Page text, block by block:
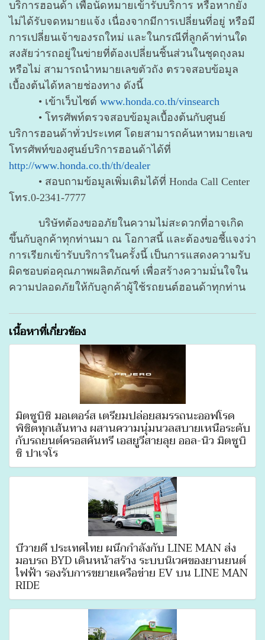
บริการฮอนด้า เพื่อนัดหมายเข้ารับบริการ หรือหากยัง
ไม่ได้รับจดหมายแจ้ง เนื่องจากมีการเปลี่ยนที่อยู่ หรือมี
การเปลี่ยนเจ้าของรถใหม่ และในกรณีที่ลูกค้าท่านใด
สงสัยว่ารถอยู่ในข่ายที่ต้องเปลี่ยนชิ้นส่วนในชุดถุงลม
หรือไม่ สามารถนำหมายเลขตัวถัง ตรวจสอบข้อมูล
เบื้องต้นได้หลายช่องทาง ดังนี้
• เข้าเว็บไซต์ www.honda.co.th/vinsearch
• โทรศัพท์ตรวจสอบข้อมูลเบื้องต้นกับศูนย์
บริการฮอนด้าทั่วประเทศ โดยสามารถค้นหาหมายเลข
โทรศัพท์ของศูนย์บริการฮอนด้าได้ที่
http://www.honda.co.th/th/dealer
• สอบถามข้อมูลเพิ่มเติมได้ที่ Honda Call Center
โทร.0-2341-7777
บริษัทต้องขออภัยในความไม่สะดวกที่อาจเกิด
ขึ้นกับลูกค้าทุกท่านมา ณ โอกาสนี้ และต้องขอชี้แจงว่า
การเรียกเข้ารับบริการในครั้งนี้ เป็นการแสดงความรับ
ผิดชอบต่อคุณภาพผลิตภัณฑ์ เพื่อสร้างความมั่นใจใน
ความปลอดภัยให้กับลูกค้าผู้ใช้รถยนต์ฮอนด้าทุกท่าน
เนื้อหาที่เกี่ยวข้อง
มิตซูบิชิ มอเตอร์ส เตรียมปล่อยสมรรถนะออฟโรด
พิชิตทุกเส้นทาง ผสานความนุ่มนวลสบายเหนือระดับ
กับรถยนต์ครอสคันทรี เอสยูวีสายลุย ออล-นิว มิตซูบิ
ชิ ปาเจโร
บีวายดี ประเทศไทย ผนึกกำลังกับ LINE MAN ส่ง
มอบรถ BYD เดินหน้าสร้าง ระบบนิเวศของยานยนต์
ไฟฟ้า รองรับการขยายเครือข่าย EV บน LINE MAN
RIDE